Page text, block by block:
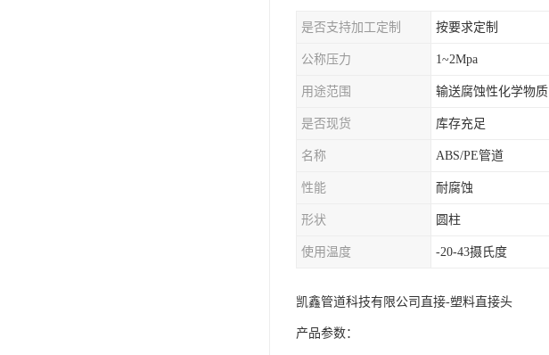
是否支持加工定制 按要求定制
公称压力 1~2Mpa
用途范围 输送腐蚀性化学物质
是否现货 库存充足
名称 ABS/PE管道
性能 耐腐蚀
形状 圆柱
使用温度 -20-43摄氏度
凯鑫管道科技有限公司直接-塑料直接头
产品参数：